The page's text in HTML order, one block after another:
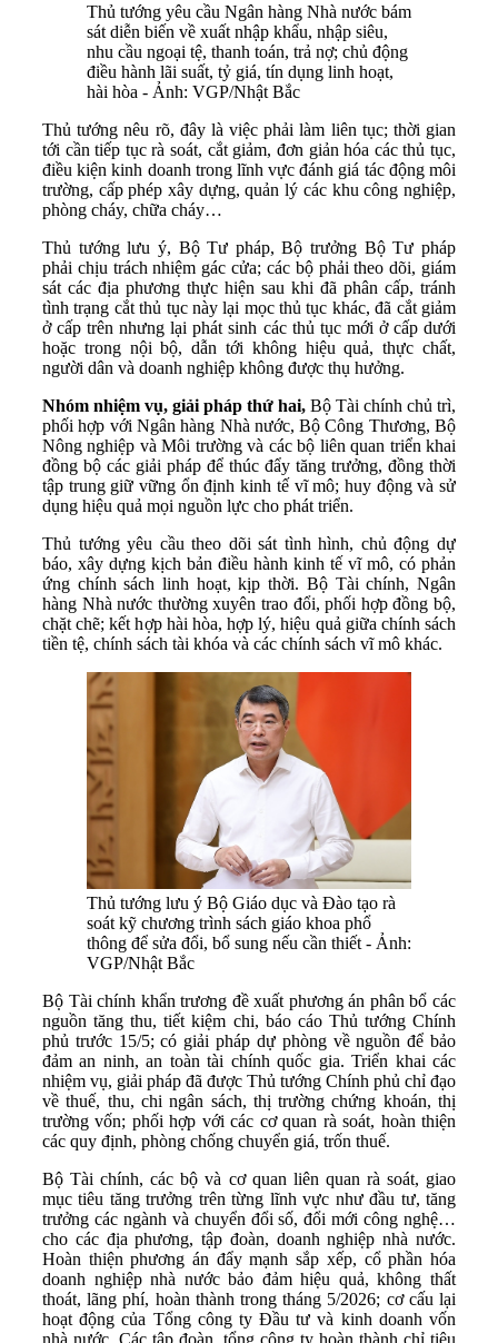
Thủ tướng yêu cầu Ngân hàng Nhà nước bám
sát diễn biến về xuất nhập khẩu, nhập siêu,
nhu cầu ngoại tệ, thanh toán, trả nợ; chủ động
điều hành lãi suất, tỷ giá, tín dụng linh hoạt,
hài hòa - Ảnh: VGP/Nhật Bắc
Thủ tướng nêu rõ, đây là việc phải làm liên tục; thời gian
tới cần tiếp tục rà soát, cắt giảm, đơn giản hóa các thủ tục,
điều kiện kinh doanh trong lĩnh vực đánh giá tác động môi
trường, cấp phép xây dựng, quản lý các khu công nghiệp,
phòng cháy, chữa cháy…
Thủ tướng lưu ý, Bộ Tư pháp, Bộ trưởng Bộ Tư pháp
phải chịu trách nhiệm gác cửa; các bộ phải theo dõi, giám
sát các địa phương thực hiện sau khi đã phân cấp, tránh
tình trạng cắt thủ tục này lại mọc thủ tục khác, đã cắt giảm
ở cấp trên nhưng lại phát sinh các thủ tục mới ở cấp dưới
hoặc trong nội bộ, dẫn tới không hiệu quả, thực chất,
người dân và doanh nghiệp không được thụ hưởng.
Nhóm nhiệm vụ, giải pháp thứ hai, Bộ Tài chính chủ trì,
phối hợp với Ngân hàng Nhà nước, Bộ Công Thương, Bộ
Nông nghiệp và Môi trường và các bộ liên quan triển khai
đồng bộ các giải pháp để thúc đẩy tăng trưởng, đồng thời
tập trung giữ vững ổn định kinh tế vĩ mô; huy động và sử
dụng hiệu quả mọi nguồn lực cho phát triển.
Thủ tướng yêu cầu theo dõi sát tình hình, chủ động dự
báo, xây dựng kịch bản điều hành kinh tế vĩ mô, có phản
ứng chính sách linh hoạt, kịp thời. Bộ Tài chính, Ngân
hàng Nhà nước thường xuyên trao đổi, phối hợp đồng bộ,
chặt chẽ; kết hợp hài hòa, hợp lý, hiệu quả giữa chính sách
tiền tệ, chính sách tài khóa và các chính sách vĩ mô khác.
Thủ tướng lưu ý Bộ Giáo dục và Đào tạo rà
soát kỹ chương trình sách giáo khoa phổ
thông để sửa đổi, bổ sung nếu cần thiết - Ảnh:
VGP/Nhật Bắc
Bộ Tài chính khẩn trương đề xuất phương án phân bổ các
nguồn tăng thu, tiết kiệm chi, báo cáo Thủ tướng Chính
phủ trước 15/5; có giải pháp dự phòng về nguồn để bảo
đảm an ninh, an toàn tài chính quốc gia. Triển khai các
nhiệm vụ, giải pháp đã được Thủ tướng Chính phủ chỉ đạo
về thuế, thu, chi ngân sách, thị trường chứng khoán, thị
trường vốn; phối hợp với các cơ quan rà soát, hoàn thiện
các quy định, phòng chống chuyển giá, trốn thuế.
Bộ Tài chính, các bộ và cơ quan liên quan rà soát, giao
mục tiêu tăng trưởng trên từng lĩnh vực như đầu tư, tăng
trưởng các ngành và chuyển đổi số, đổi mới công nghệ…
cho các địa phương, tập đoàn, doanh nghiệp nhà nước.
Hoàn thiện phương án đẩy mạnh sắp xếp, cổ phần hóa
doanh nghiệp nhà nước bảo đảm hiệu quả, không thất
thoát, lãng phí, hoàn thành trong tháng 5/2026; cơ cấu lại
hoạt động của Tổng công ty Đầu tư và kinh doanh vốn
nhà nước. Các tập đoàn, tổng công ty hoàn thành chỉ tiêu